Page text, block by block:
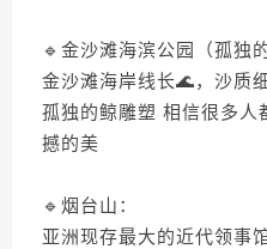
🔹金沙滩海滨公园（孤独
金沙滩海岸线长🌊，沙质
孤独的鲸雕塑 相信很多人
撼的美
🔹烟台山：
亚洲现存最大的近代领事